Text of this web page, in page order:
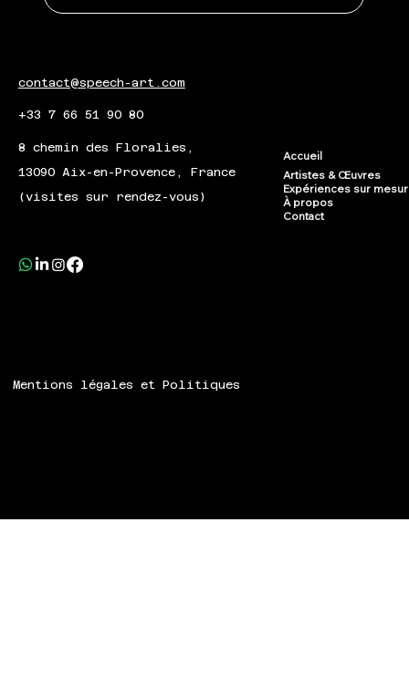
contact@speech-art.com
+33 7 66 51 90 80
8 chemin des Floralies,
13090 Aix-en-Provence, France
(visites sur rendez-vous)
Accueil
Artistes & Œuvres
Expériences sur
À propos
Contact
Mentions légales et Politiques